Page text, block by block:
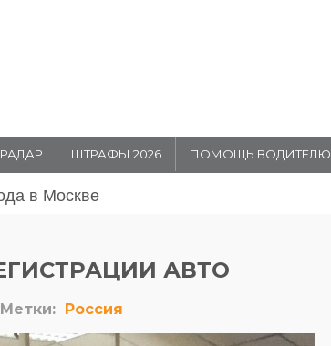
ШТРАФЫ 2026 ПОМОЩЬ ВОДИТЕЛЮ
года в Москве
АВТО
Метки: Россия